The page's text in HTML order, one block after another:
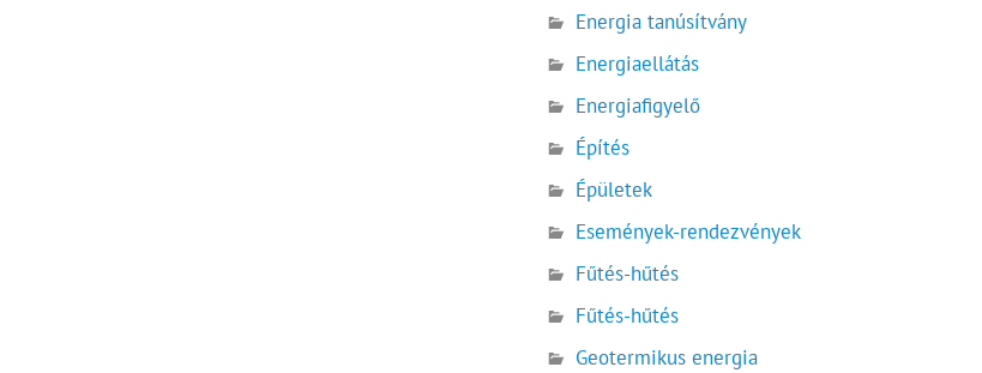
Energia tanúsítvány
Energiaellátás
Energiafigyelő
Építés
Épületek
Események-rendezvények
Fűtés-hűtés
Fűtés-hűtés
Geotermikus energia